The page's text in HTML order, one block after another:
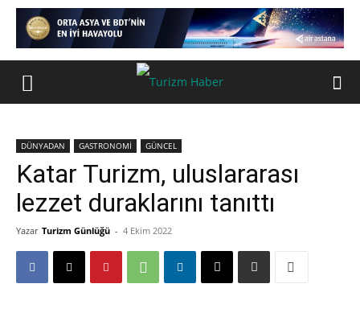
DÜNYADAN GASTRONOMİ GÜNCEL
Katar Turizm, uluslararası
lezzet duraklarını tanıttı
Yazar Turizm Günlüğü - 4 Ekim 2022